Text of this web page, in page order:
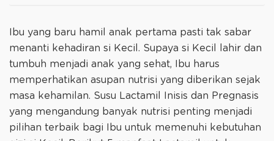
Ibu yang baru hamil anak pertama pasti tak sabar
menanti kehadiran si Kecil. Supaya si Kecil lahir dan
tumbuh menjadi anak yang sehat, Ibu harus
memperhatikan asupan nutrisi yang diberikan sejak
masa kehamilan. Susu Lactamil Inisis dan Pregnasis
yang mengandung banyak nutrisi penting menjadi
pilihan terbaik bagi Ibu untuk memenuhi kebutuhan